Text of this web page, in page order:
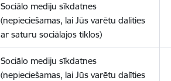
Sociālo mediju sīkdatnes
(nepieciešamas, lai Jūs varētu dalīties
ar saturu sociālajos tīklos)
Sociālo mediju sīkdatnes
(nepieciešamas, lai Jūs varētu dalīties